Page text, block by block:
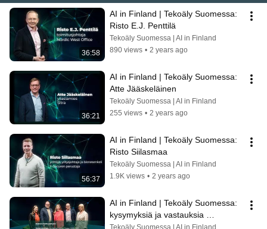
36:58
AI in Finland | Tekoäly Suomessa:
Risto E.J. Penttilä
Tekoäly Suomessa | AI in Finland
890 views • 2 years ago
36:21
AI in Finland | Tekoäly Suomessa:
Atte Jääskeläinen
Tekoäly Suomessa | AI in Finland
255 views • 2 years ago
56:37
AI in Finland | Tekoäly Suomessa:
Risto Siilasmaa
Tekoäly Suomessa | AI in Finland
1.9K views • 2 years ago
AI in Finland | Tekoäly Suomessa:
kysymyksiä ja vastauksia
tekoälystä
Tekoäly Suomessa | AI in Finland